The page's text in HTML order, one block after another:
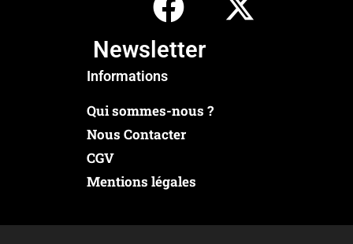
Newsletter
Informations
Qui sommes-nous ?
Nous Contacter
CGV
Mentions légales